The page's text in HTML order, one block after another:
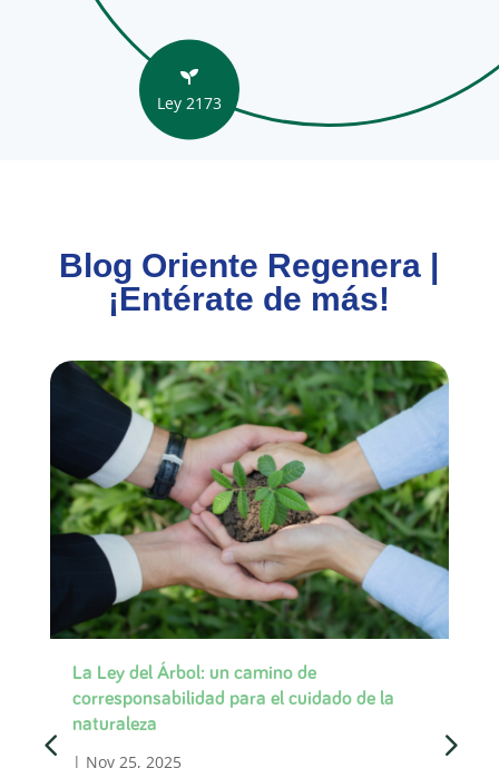

Ley 2173
Blog Oriente Regenera |
¡Entérate de más!
La Ley del Árbol: un camino de
corresponsabilidad para el cuidado de la
naturaleza
| Nov 25, 2025